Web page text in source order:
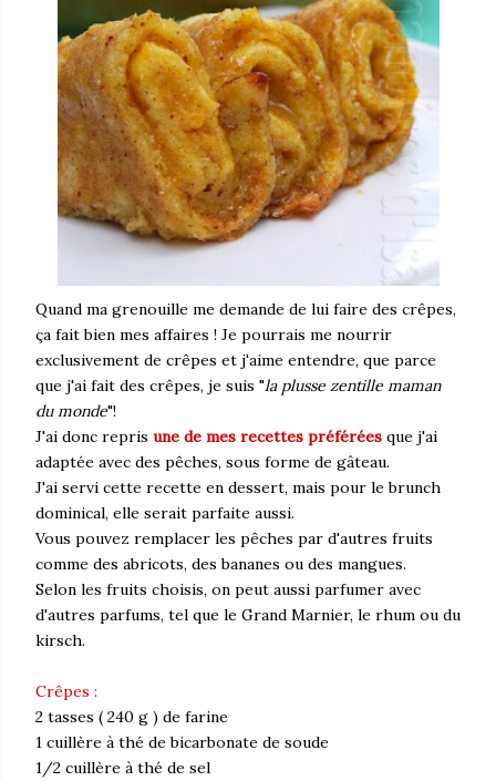
Quand ma grenouille me demande de lui faire des crêpes,
ça fait bien mes affaires ! Je pourrais me nourrir
exclusivement de crêpes et j'aime entendre, que parce
que j'ai fait des crêpes, je suis "la plusse zentille maman
du monde"!
J'ai donc repris une de mes recettes préférées que j'ai
adaptée avec des pêches, sous forme de gâteau.
J'ai servi cette recette en dessert, mais pour le brunch
dominical, elle serait parfaite aussi.
Vous pouvez remplacer les pêches par d'autres fruits
comme des abricots, des bananes ou des mangues.
Selon les fruits choisis, on peut aussi parfumer avec
d'autres parfums, tel que le Grand Marnier, le rhum ou du
kirsch.
Crêpes :
2 tasses ( 240 g ) de farine
1 cuillère à thé de bicarbonate de soude
1/2 cuillère à thé de sel